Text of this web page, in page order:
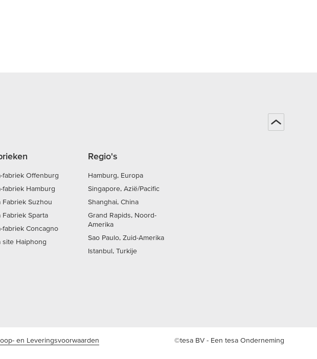
fabriek Offenburg
fabriek Hamburg
Fabriek Suzhou
Fabriek Sparta
fabriek Concagno
site Haiphong
Regio's
Hamburg, Europa
Singapore, Azië/Pacific
Shanghai, China
Grand Rapids, Noord-
Amerika
Sao Paulo, Zuid-Amerika
Istanbul, Turkije
en Leveringsvoorwaarden ©tesa BV - Een tesa Onderneming